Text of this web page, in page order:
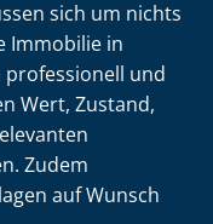
sich um nichts
Immobilie in
professionell und
Wert, Zustand,
Zudem
auf Wunsch